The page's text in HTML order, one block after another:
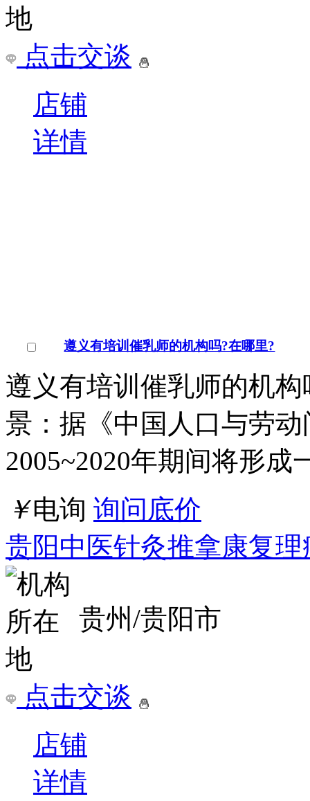
点击交谈
店铺
详情
遵义有培训催乳师的机构吗?在哪里?
遵义有培训催乳师的机
景：据《中国人口与劳
2005~2020年期间将形成
￥电询 询问底价
贵阳中医针灸推拿康复
贵州/贵阳市
点击交谈
店铺
详情